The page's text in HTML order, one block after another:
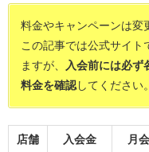
料金やキャンペーンは変
この記事では公式サイ
ますが、
入会前には必ず
料金を確認してください。
店舗
入会金 月